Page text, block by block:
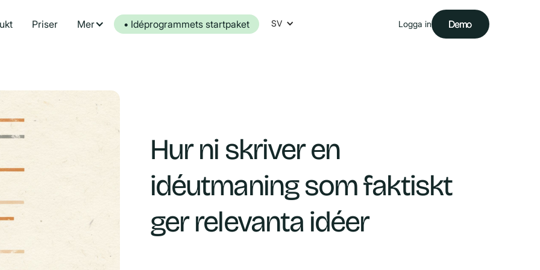
Priser Mer • Idéprogrammets startpaket SV Logga in Demo
Demo
Hur ni skriver en
idéutmaning som faktiskt
ger relevanta idéer